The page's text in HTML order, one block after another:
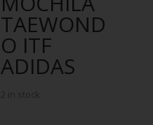
TAEWOND
O ITF
ADIDAS
2 in stock